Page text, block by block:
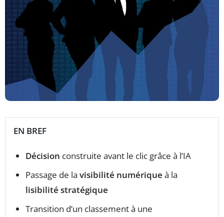
EN BREF
Décision construite avant le clic grâce à l’IA
Passage de la visibilité numérique à la
lisibilité stratégique
Transition d’un classement à une